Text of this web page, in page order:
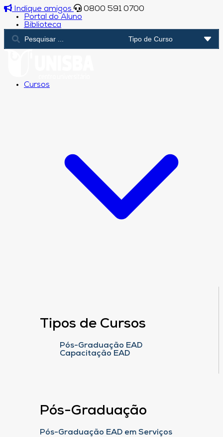
Indique amigos
0800 591 0700
Portal do Aluno
Biblioteca
Cursos
Tipos de Cursos
Pós-Graduação EAD
Capacitação EAD
Pós-Graduação
Pós-Graduação EAD em Serviços